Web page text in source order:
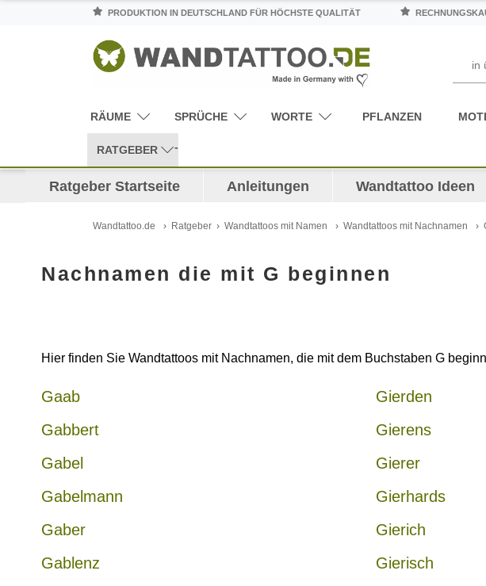
PRODUKTION IN DEUTSCHLAND FÜR HÖCHSTE QUALITÄT
RÄUME SPRÜCHE WORTE PFLANZEN
RATGEBER
Ratgeber Startseite Anleitungen Wandtattoo Ideen
Wandtattoo.de Ratgeber Wandtattoos mit Namen Wandtattoos mit Nachnamen
Nachnamen die mit G beginnen
Hier finden Sie Wandtattoos mit Nachnamen, die mit dem Buchstaben G
Gaab
Gabbert
Gabel
Gabelmann
Gaber
Gablenz
Gierden
Gierens
Gierer
Gierhards
Gierich
Gierisch